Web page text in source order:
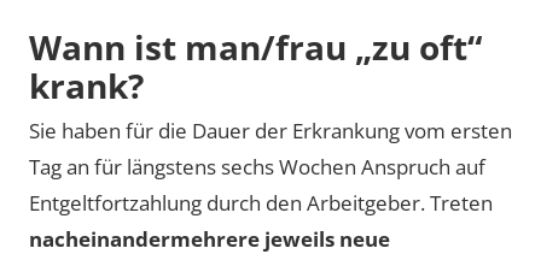
Wann ist man/frau „zu oft“
krank?
Sie haben für die Dauer der Erkrankung vom ersten
Tag an für längstens sechs Wochen Anspruch auf
Entgeltfortzahlung durch den Arbeitgeber. Treten
nacheinandermehrere jeweils neue